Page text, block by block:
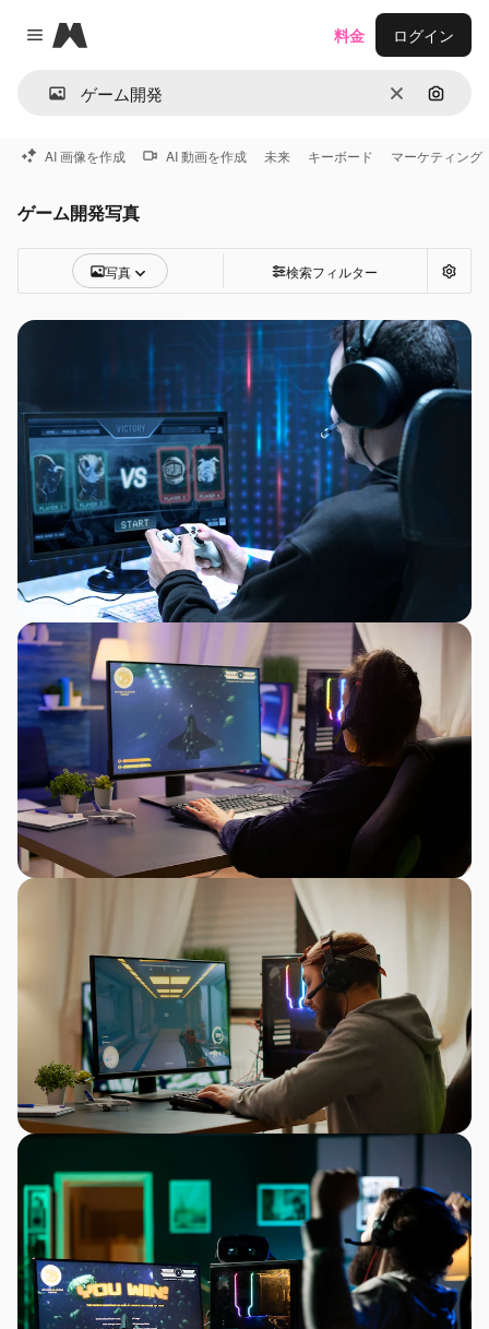
Close menu
Magnific
消去 画像で
料金 ログイン
AI 画像を作成 AI 動画を作成 未来 キーボード マーケティング
ゲーム開発写真
写真 検索フィルター